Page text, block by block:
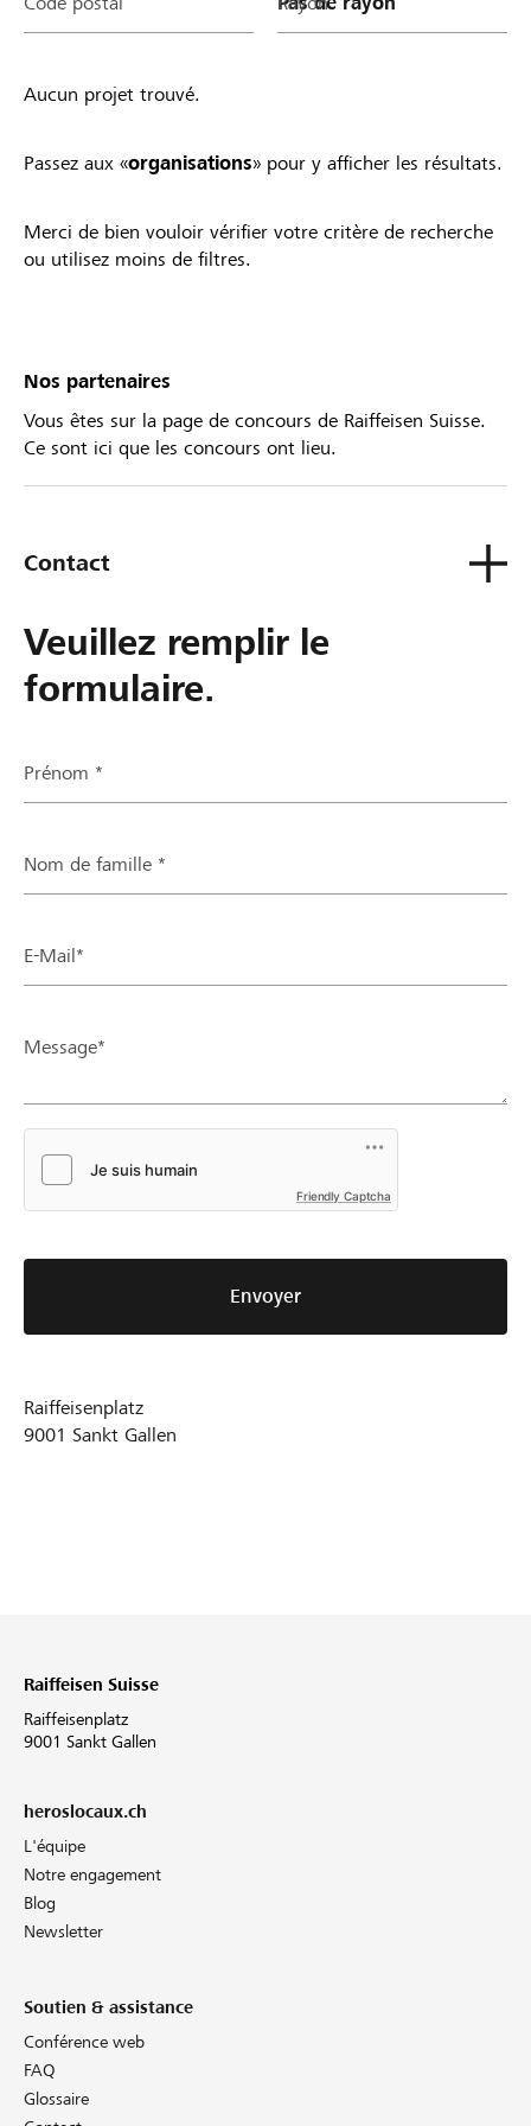
Aucun projet trouvé.
Passez aux «organisations» pour y afficher les résultats.
Merci de bien vouloir vérifier votre critère de recherche
ou utilisez moins de filtres.
Nos partenaires
Vous êtes sur la page de concours de Raiffeisen Suisse.
Ce sont ici que les concours ont lieu.
Contact
Veuillez remplir le
formulaire.
Prénom *
Nom de famille *
E-Mail*
Message*
Friendly Captcha
Envoyer
Raiffeisenplatz
9001 Sankt Gallen
Raiffeisen Suisse
Raiffeisenplatz
9001 Sankt Gallen
heroslocaux.ch
L'équipe
Notre engagement
Blog
Newsletter
Soutien & assistance
Conférence web
FAQ
Glossaire